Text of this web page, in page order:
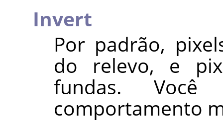
Invert
Por padrão,
do relevo, e
fundas.
comportamento